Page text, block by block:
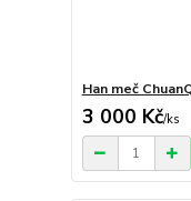
Han meč
3 000 Kč/ks